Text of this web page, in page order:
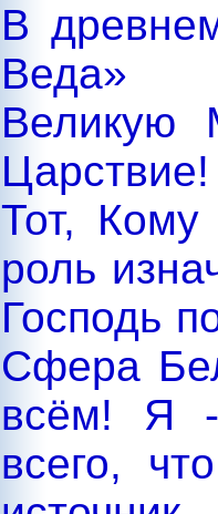
В
Веда»
Великую
Тот,
роль
Господь
Сфера
всём! Я
всего,